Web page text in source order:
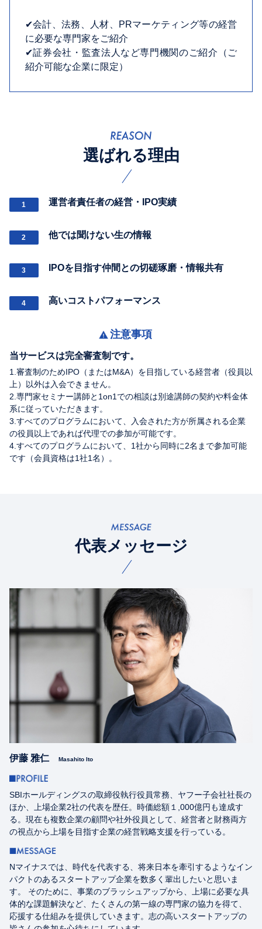
✔︎会計、法務、人材、PRマーケティング等の経営
に必要な専門家をご紹介
✔︎証券会社・監査法人など専門機関のご紹介（ご
紹介可能な企業に限定）
選ばれる理由
1 運営者責任者の経営・IPO実績
2 他では聞けない生の情報
3 IPOを目指す仲間との切磋琢磨・情報共有
4 高いコストパフォーマンス
注意事項
当サービスは完全審査制です。
1.審査制のためIPO（またはM&A）を目指している経営者（役員以
上）以外は入会できません。
2.専門家セミナー講師と1on1での相談は別途講師の契約や料金体
系に従っていただきます。
3.すべてのプログラムにおいて、入会された方が所属される企業
の役員以上であれば代理での参加が可能です。
4.すべてのプログラムにおいて、1社から同時に2名まで参加可能
です（会員資格は1社1名）。
代表メッセージ
伊藤 雅仁 Masahito Ito
SBIホールディングスの取締役執行役員常務、ヤフー子会社社長の
ほか、上場企業2社の代表を歴任。時価総額１,000億円も達成す
る。現在も複数企業の顧問や社外役員として、経営者と財務両方
の視点から上場を目指す企業の経営戦略支援を行っている。
Nマイナスでは、時代を代表する、将来日本を牽引するようなイン
パクトのあるスタートアップ企業を数多く輩出したいと思いま
す。 そのために、事業のブラッシュアップから、上場に必要な具
体的な課題解決など、たくさんの第一線の専門家の協力を得て、
応援する仕組みを提供していきます。志の高いスタートアップの